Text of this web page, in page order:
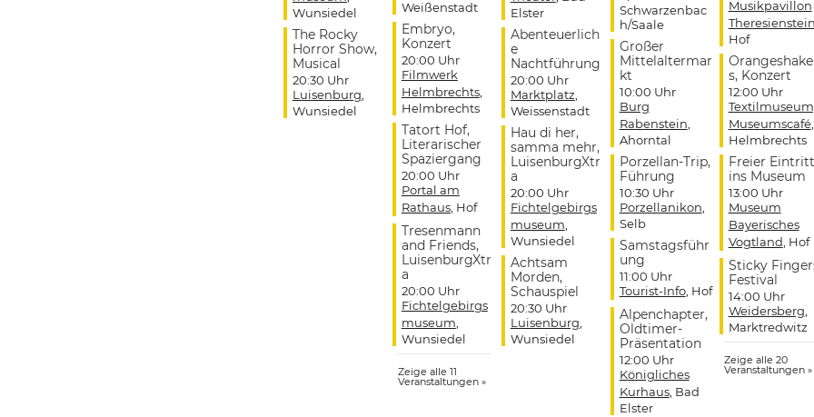
Wunsiedel
The Rocky
Horror Show,
Musical
20:30 Uhr
Luisenburg,
Wunsiedel
Weißenstadt
Embryo,
Konzert
20:00 Uhr
Filmwerk
Helmbrechts,
Helmbrechts
Tatort Hof,
Literarischer
Spaziergang
20:00 Uhr
Portal am
Rathaus, Hof
Tresenmann
and Friends,
LuisenburgXtr
a
20:00 Uhr
Fichtelgebirgs
museum,
Wunsiedel
Zeige alle 11
Veranstaltungen »
Elster
Abenteuerlich
e
Nachtführung
20:00 Uhr
Marktplatz,
Weissenstadt
Hau di her,
samma mehr,
LuisenburgXtr
a
20:00 Uhr
Fichtelgebirgs
museum,
Wunsiedel
Achtsam
Morden,
Schauspiel
20:30 Uhr
Luisenburg,
Wunsiedel
Schwarzenbac
h/Saale
Großer
Mittelaltermar
kt
10:00 Uhr
Burg
Rabenstein,
Ahorntal
Porzellan-Trip,
Führung
10:30 Uhr
Porzellanikon,
Selb
Samstagsführ
ung
11:00 Uhr
Tourist-Info, Hof
Alpenchapter,
Oldtimer-
Präsentation
12:00 Uhr
Königliches
Kurhaus, Bad
Elster
Musikpavillon
Hof
s, Konzert
12:00 Uhr
Museumscafé,
Helmbrechts
Freier Eintritt
ins Museum
13:00 Uhr
Museum
Bayerisches
Vogtland, Hof
Sticky
Festival
14:00 Uhr
Weidersberg,
Marktredwitz
Zeige alle 20
Veranstaltungen »